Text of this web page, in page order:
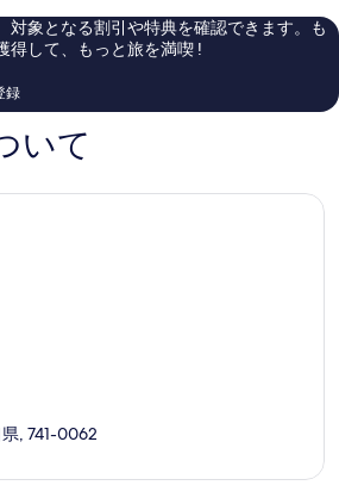
温
泉・
口
コ
対象となる割引や特典を確認できます。も
得して、もっと旅を満喫 !
録
いて
, 741-0062